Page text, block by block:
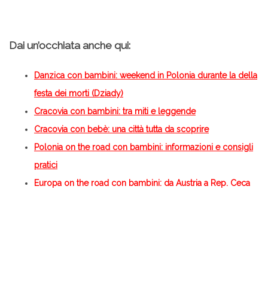
Dai un’occhiata anche qui:
Danzica con bambini: weekend in Polonia durante la della
festa dei morti (Dziady)
Cracovia con bambini: tra miti e leggende
Cracovia con bebè: una città tutta da scoprire
Polonia on the road con bambini: informazioni e consigli
pratici
Europa on the road con bambini: da Austria a Rep. Ceca